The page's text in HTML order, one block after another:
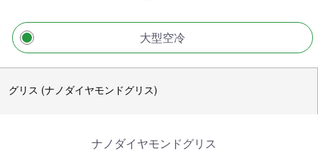
大型空冷
グリス (ナノダイヤモンドグリス)
ナノダイヤモンドグリス